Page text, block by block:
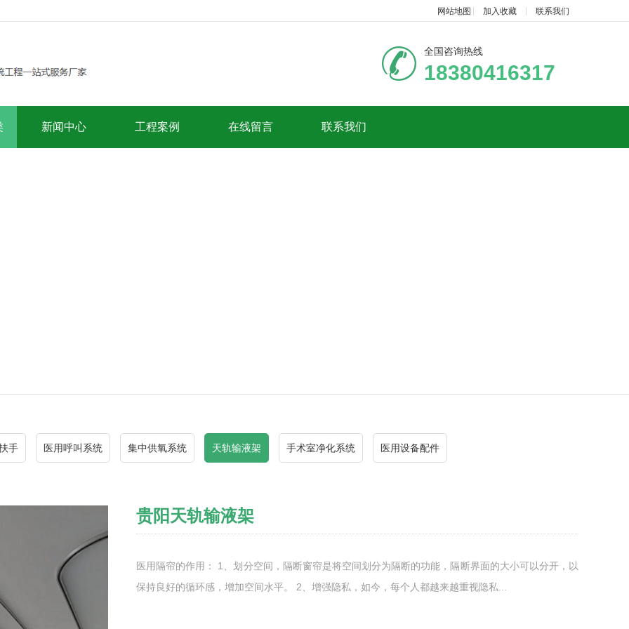
网站地图 加入收藏 联系我们
全国咨询热线
18380416317
新闻中心 工程案例 在线留言 联系我们
手 医用呼叫系统 集中供氧系统 天轨输液架 手术室净化系统 医用设备配件
贵阳天轨输液架
医用隔帘的作用： 1、划分空间，隔断窗帘是将空间划分为隔断的功能，隔断界面的大小可以分开，以
保持良好的循环感，增加空间水平。 2、增强隐私，如今，每个人都越来越重视隐私...